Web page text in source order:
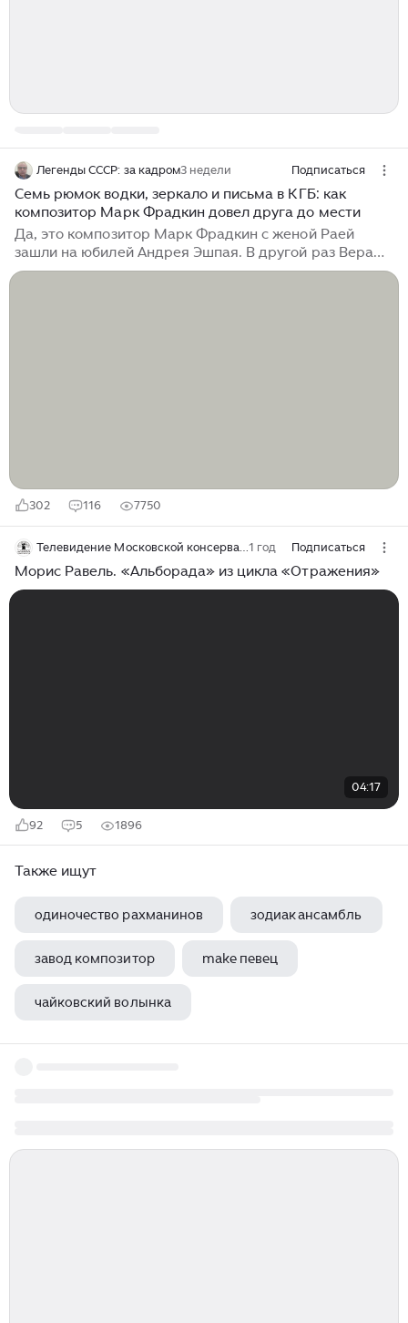
Легенды СССР: за кадром3 недели Подписаться
Семь рюмок водки, зеркало и письма в КГБ: как
композитор Марк Фрадкин довел друга до мести
Да, это композитор Марк Фрадкин с женой Раей
зашли на юбилей Андрея Эшпая. В другой раз Вера
Дербенева — жена поэта-песенника Леонида
302 116 7750
Телевидение Московской консерватории1 год Подписаться
Морис Равель. «Альборада» из цикла «Отражения»
04:17
92 5 1896
Также ищут
одиночество рахманинов зодиак ансамбль
завод композитор make певец
чайковский волынка